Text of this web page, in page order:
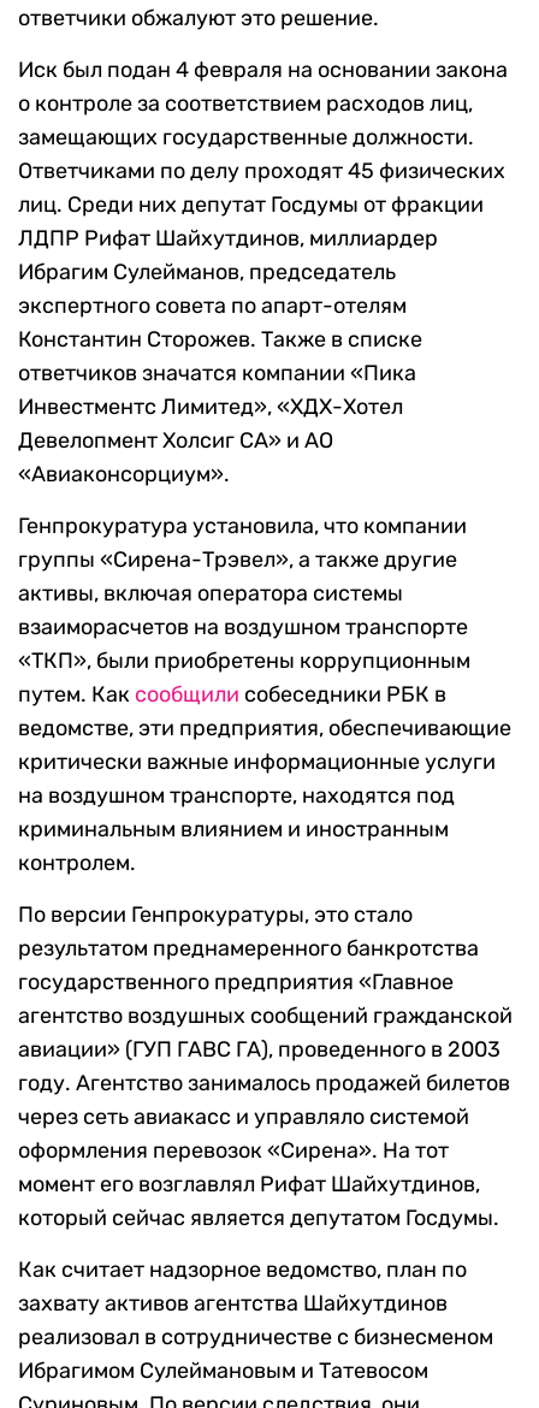
ответчики обжалуют это решение.
Иск был подан 4 февраля на основании закона
о контроле за соответствием расходов лиц,
замещающих государственные должности.
Ответчиками по делу проходят 45 физических
лиц. Среди них депутат Госдумы от фракции
ЛДПР Рифат Шайхутдинов, миллиардер
Ибрагим Сулейманов, председатель
экспертного совета по апарт-отелям
Константин Сторожев. Также в списке
ответчиков значатся компании «Пика
Инвестментс Лимитед», «ХДХ-Хотел
Девелопмент Холсиг СА» и АО
«Авиаконсорциум».
Генпрокуратура установила, что компании
группы «Сирена-Трэвел», а также другие
активы, включая оператора системы
взаиморасчетов на воздушном транспорте
«ТКП», были приобретены коррупционным
путем. Как сообщили собеседники РБК в
ведомстве, эти предприятия, обеспечивающие
критически важные информационные услуги
на воздушном транспорте, находятся под
криминальным влиянием и иностранным
контролем.
По версии Генпрокуратуры, это стало
результатом преднамеренного банкротства
государственного предприятия «Главное
агентство воздушных сообщений гражданской
авиации» (ГУП ГАВС ГА), проведенного в 2003
году. Агентство занималось продажей билетов
через сеть авиакасс и управляло системой
оформления перевозок «Сирена». На тот
момент его возглавлял Рифат Шайхутдинов,
который сейчас является депутатом Госдумы.
Как считает надзорное ведомство, план по
захвату активов агентства Шайхутдинов
реализовал в сотрудничестве с бизнесменом
Ибрагимом Сулеймановым и Татевосом